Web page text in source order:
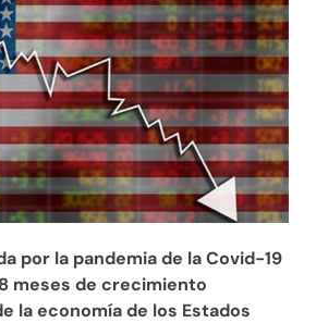
por la pandemia de la Covid-19
meses de crecimiento
la economía de los Estados